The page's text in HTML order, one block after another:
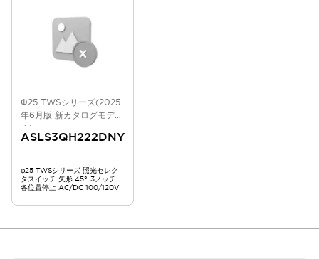
Φ25 TWSシリーズ(2025
年6月版 新カタログモデ
ル)
ASLS3QH222DNY
φ25 TWSシリーズ 照光セレク
タスイッチ 矢形 45°-3ノッチ-
各位置停止 AC/DC 100/120V